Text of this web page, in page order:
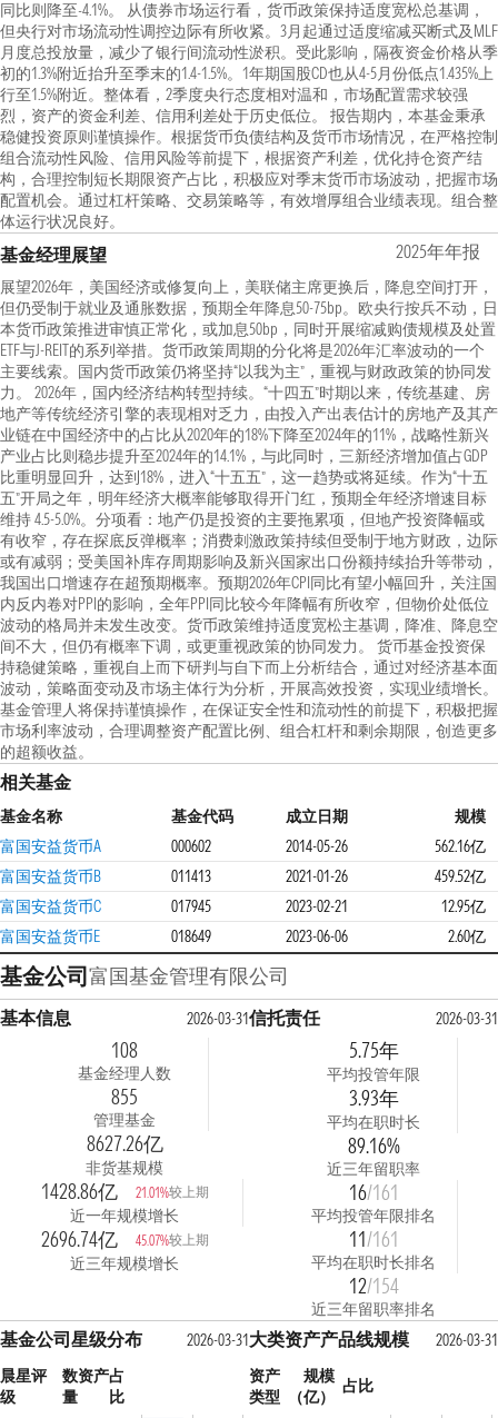
同比则降至-4.1%。 从债券市场运行看，货币政策保持适度宽松总基调，
但央行对市场流动性调控边际有所收紧。3月起通过适度缩减买断式及MLF
月度总投放量，减少了银行间流动性淤积。受此影响，隔夜资金价格从季
初的1.3%附近抬升至季末的1.4-1.5%。1年期国股CD也从4-5月份低点1.435%上
行至1.5%附近。整体看，2季度央行态度相对温和，市场配置需求较强
烈，资产的资金利差、信用利差处于历史低位。 报告期内，本基金秉承
稳健投资原则谨慎操作。根据货币负债结构及货币市场情况，在严格控制
组合流动性风险、信用风险等前提下，根据资产利差，优化持仓资产结
构，合理控制短长期限资产占比，积极应对季末货币市场波动，把握市场
配置机会。通过杠杆策略、交易策略等，有效增厚组合业绩表现。组合整
体运行状况良好。
基金经理展望 2025年年报
展望2026年，美国经济或修复向上，美联储主席更换后，降息空间打开，
但仍受制于就业及通胀数据，预期全年降息50-75bp。欧央行按兵不动，日
本货币政策推进审慎正常化，或加息50bp，同时开展缩减购债规模及处置
ETF与J-REIT的系列举措。货币政策周期的分化将是2026年汇率波动的一个
主要线索。国内货币政策仍将坚持“以我为主”，重视与财政政策的协同发
力。 2026年，国内经济结构转型持续。“十四五”时期以来，传统基建、房
地产等传统经济引擎的表现相对乏力，由投入产出表估计的房地产及其产
业链在中国经济中的占比从2020年的18%下降至2024年的11%，战略性新兴
产业占比则稳步提升至2024年的14.1%，与此同时，三新经济增加值占GDP
比重明显回升，达到18%，进入“十五五”，这一趋势或将延续。作为“十五
五”开局之年，明年经济大概率能够取得开门红，预期全年经济增速目标
维持 4.5-5.0%。分项看：地产仍是投资的主要拖累项，但地产投资降幅或
有收窄，存在探底反弹概率；消费刺激政策持续但受制于地方财政，边际
或有减弱；受美国补库存周期影响及新兴国家出口份额持续抬升等带动，
我国出口增速存在超预期概率。预期2026年CPI同比有望小幅回升，关注国
内反内卷对PPI的影响，全年PPI同比较今年降幅有所收窄，但物价处低位
波动的格局并未发生改变。货币政策维持适度宽松主基调，降准、降息空
间不大，但仍有概率下调，或更重视政策的协同发力。 货币基金投资保
持稳健策略，重视自上而下研判与自下而上分析结合，通过对经济基本面
波动，策略面变动及市场主体行为分析，开展高效投资，实现业绩增长。
基金管理人将保持谨慎操作，在保证安全性和流动性的前提下，积极把握
市场利率波动，合理调整资产配置比例、组合杠杆和剩余期限，创造更多
的超额收益。
相关基金
基金名称 基金代码 成立日期
规模
富国安益货币A
000602 2014-05-26
562.16亿
富国安益货币B
011413 2021-01-26
459.52亿
富国安益货币C
017945 2023-02-21
12.95亿
富国安益货币E
018649 2023-06-06 2.60亿
基金公司富国基金管理有限公司
基本信息 2026-03-31
108
基金经理人数
855
管理基金
8627.26亿
非货基规模
1428.86亿 21.01%较上期
近一年规模增长
2696.74亿 45.07%较上期
近三年规模增长
信托责任 2026-03-31
5.75年
平均投管年限
3.93年
平均在职时长
89.16%
近三年留职率
16/161
平均投管年限排名
11/161
平均在职时长排名
12/154
近三年留职率排名
基金公司星级分布
2026-03-31
晨星评
级
数
量
资产占
比
大类资产产品线规模
2026-03-31
资产
类型
规模
（亿）
占比